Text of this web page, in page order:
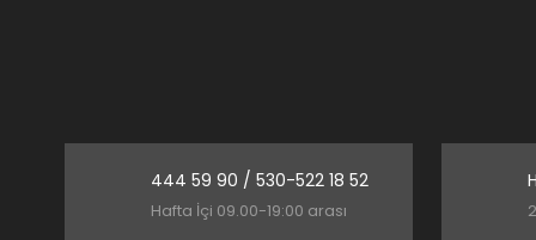
444 59 90 / 530-522 18 52
Hafta İçi 09.00-19:00 arası